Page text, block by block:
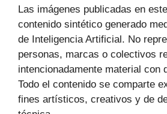
Las imágenes publicadas en
contenido sintético generado
de Inteligencia Artificial. No
personas, marcas o colectivos
intencionadamente material con
Todo el contenido se comparte
fines artísticos, creativos y de